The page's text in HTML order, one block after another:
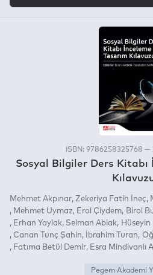
ISBN: 9786258325768 —
Sosyal Bilgiler Ders Kitabı
Mehmet Akpınar Zekeriya Fatih İneç
Mehmet Uymaz
Erol Çiydem Birol
Erhan Yaylak Selman Ablak Hüseyin
Canan Tunç Şahin
İbrahim Turan
Fatıma Betül Demir
Esra Mindivanlı
Pegem Akademi